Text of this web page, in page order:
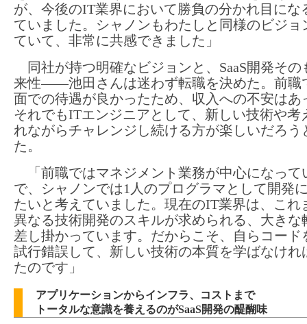
が、今後のIT業界において勝負の分かれ目にな
ていました。シャノンもわたしと同様のビジョ
ていて、非常に共感できました」
同社が持つ明確なビジョンと、SaaS開発その
来性――池田さんは迷わず転職を決めた。前職
面での待遇が良かったため、収入への不安はあ
それでもITエンジニアとして、新しい技術や考
れながらチャレンジし続ける方が楽しいだろう
た。
「前職ではマネジメント業務が中心になって
で、シャノンでは1人のプログラマとして開発
たいと考えていました。現在のIT業界は、これ
異なる技術開発のスキルが求められる、大きな
差し掛かっています。だからこそ、自らコード
試行錯誤して、新しい技術の本質を学ばなけれ
たのです」
アプリケーションからインフラ、コストまで
トータルな意識を養えるのがSaaS開発の醍醐味